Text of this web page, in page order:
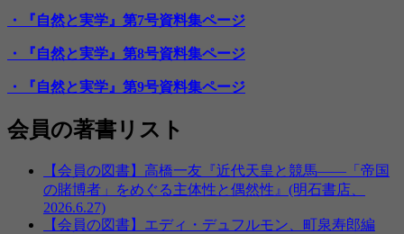
ン・『自然と実学』第7号資料集ページ
・『自然と実学』第8号資料集ページ
・『自然と実学』第9号資料集ページ
会員の著書リスト
【会員の図書】高橋一友『近代天皇と競馬――「帝国
の賭博者」をめぐる主体性と偶然性』(明石書店、
2026.6.27)
【会員の図書】エディ・デュフルモン、町泉寿郎編